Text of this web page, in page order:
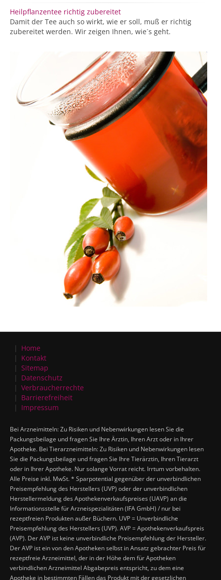
Heilpflanzentee richtig zubereitet
Damit der Tee auch so wirkt, wie er soll, muß er richtig
zubereitet werden. Wir zeigen Ihnen, wie´s geht.
Home
Kontakt
Sitemap
Datenschutz
Verbraucherrechte
Barrierefreiheit
Impressum
Bei Arzneimitteln: Zu Risiken und Nebenwirkungen lesen Sie die
Packungsbeilage und fragen Sie Ihre Ärztin, Ihren Arzt oder in Ihrer
Apotheke. Bei Tierarzneimitteln: Zu Risiken und Nebenwirkungen lesen
Sie die Packungsbeilage und fragen Sie Ihre Tierärztin, Ihren Tierarzt
oder in Ihrer Apotheke. Nur solange Vorrat reicht. Irrtum vorbehalten.
Alle Preise inkl. MwSt. * Sparpotential gegenüber der unverbindlichen
Preisempfehlung des Herstellers (UVP) oder der unverbindlichen
Herstellermeldung des Apothekenverkaufspreises (UAVP) an die
Informationsstelle für Arzneispezialitäten (IFA GmbH) / nur bei
rezeptfreien Produkten außer Büchern. UVP = Unverbindliche
Preisempfehlung des Herstellers (UVP). AVP = Apothekenverkaufspreis
(AVP). Der AVP ist keine unverbindliche Preisempfehlung der Hersteller.
Der AVP ist ein von den Apotheken selbst in Ansatz gebrachter Preis für
rezeptfreie Arzneimittel, der in der Höhe dem für Apotheken
verbindlichen Arzneimittel Abgabepreis entspricht, zu dem eine
Apotheke in bestimmten Fällen das Produkt mit der gesetzlichen